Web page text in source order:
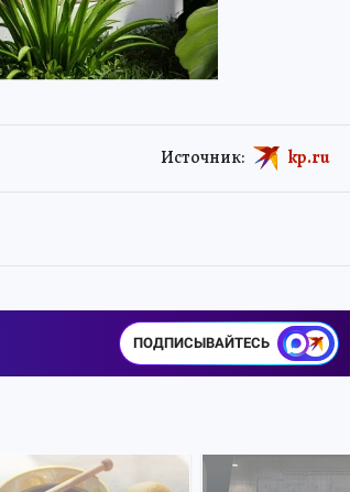
Источник: kp.ru
ПОДПИСЫВАЙТЕСЬ